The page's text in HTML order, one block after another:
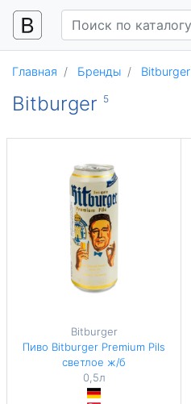
Главная Бренды Bitburger
Bitburger 5
Bitburger
Пиво Bitburger Premium Pils
светлое ж/б
0,5л